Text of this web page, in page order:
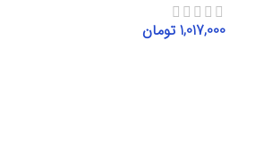
1,017,000 تومان